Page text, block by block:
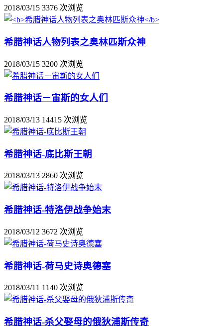
2018/03/15 3376 次浏览
希腊神话人物列表之奥林匹斯众神
2018/03/15 3200 次浏览
希腊神话－宙斯的女人们
2018/03/13 14415 次浏览
希腊神话-底比斯王朝
2018/03/13 2860 次浏览
希腊神话-特洛伊战争始末
2018/03/12 3672 次浏览
希腊神话-荷马史诗奥德塞
2018/03/11 1140 次浏览
希腊神话-杀父娶母的俄狄浦斯传奇